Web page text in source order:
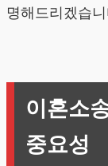
명해드리겠습
이혼소
중요성